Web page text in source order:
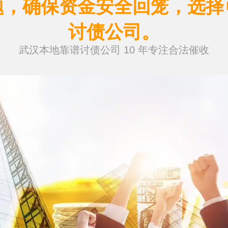
确保资金安全回笼，选
讨债公司。
武汉本地靠谱讨债公司 10 年专注合法催收